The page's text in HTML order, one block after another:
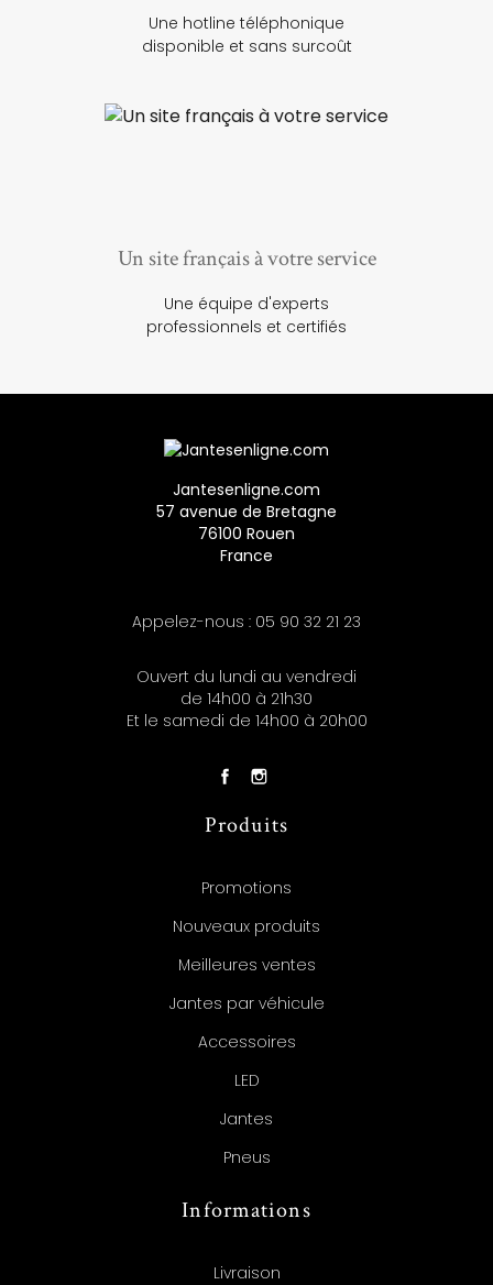
Une hotline téléphonique
disponible et sans surcoût
Un site français à votre service
Une équipe d'experts
professionnels et certifiés
Jantesenligne.com
57 avenue de Bretagne
76100 Rouen
France
Appelez-nous : 05 90 32 21 23
Ouvert du lundi au vendredi
de 14h00 à 21h30
Et le samedi de 14h00 à 20h00
Produits
Promotions
Nouveaux produits
Meilleures ventes
Jantes par véhicule
Accessoires
LED
Jantes
Pneus
Informations
Livraison